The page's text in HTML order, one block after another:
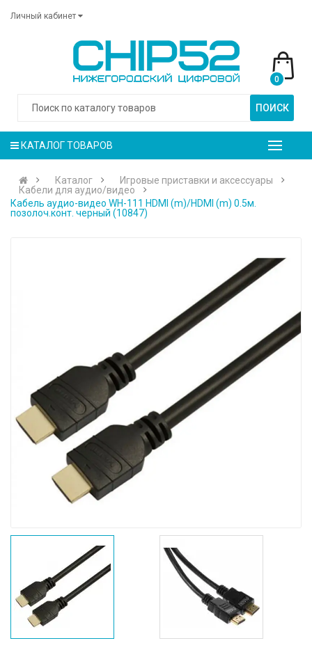
Личный кабинет
ПОИСК
0
КАТАЛОГ ТОВАРОВ
Каталог
Игровые приставки и аксессуары
Кабели для аудио/видео
Кабель аудио-видео WH-111 HDMI (m)/HDMI (m) 0.5м.
позолоч.конт. черный (10847)